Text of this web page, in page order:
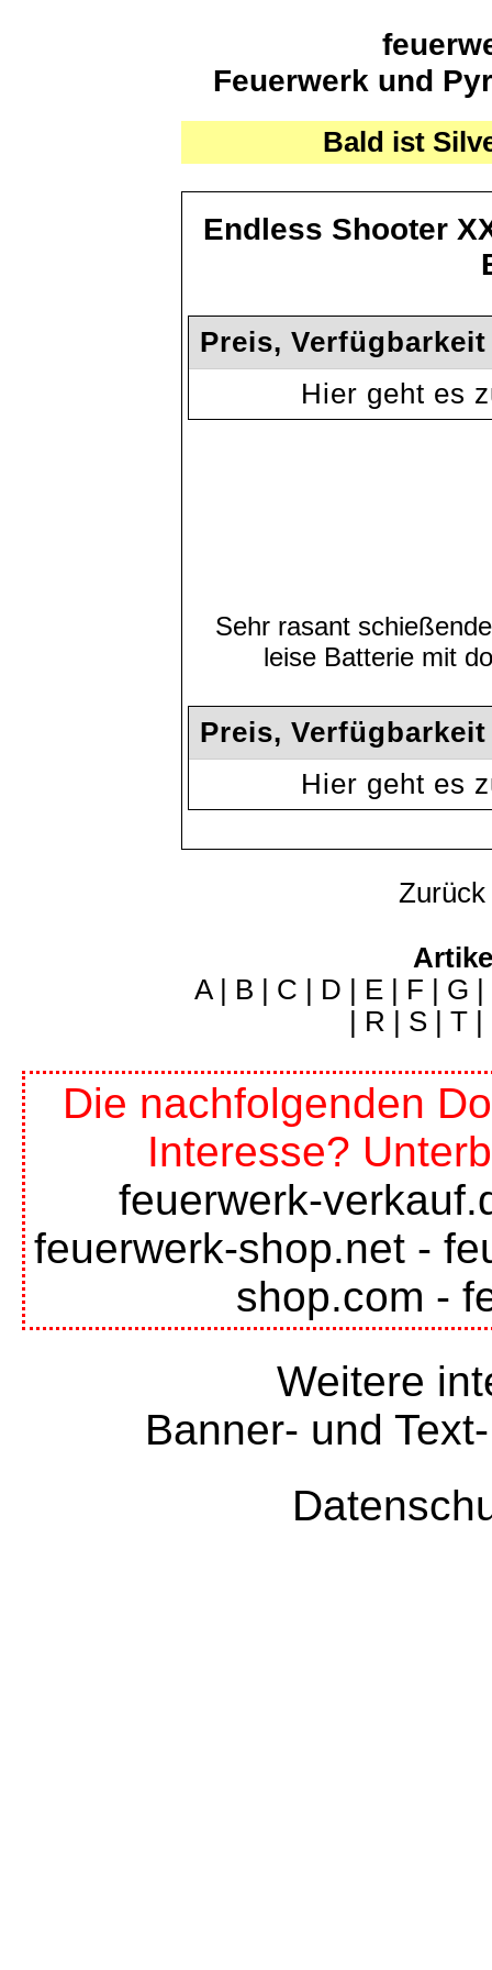
Feuerwerk und
Bald ist
Endless Shooter
Preis,
Hier geht es
Sehr rasant
leise Batterie mit
Preis,
Hier geht es
Zurück
A| B C D E| F G
R S| T|
Die nachfolgenden
Interesse?
feuerwerk-
feuerwerk-shop.net-
shop.com -
Weitere
Banner- und